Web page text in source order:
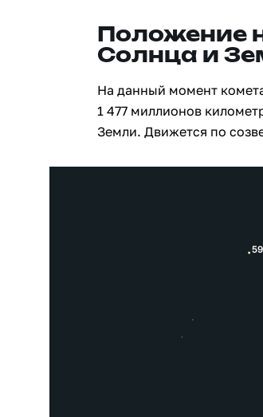
Положение
Солнца и
На данный момент
1 477 миллионов
Земли. Движется по